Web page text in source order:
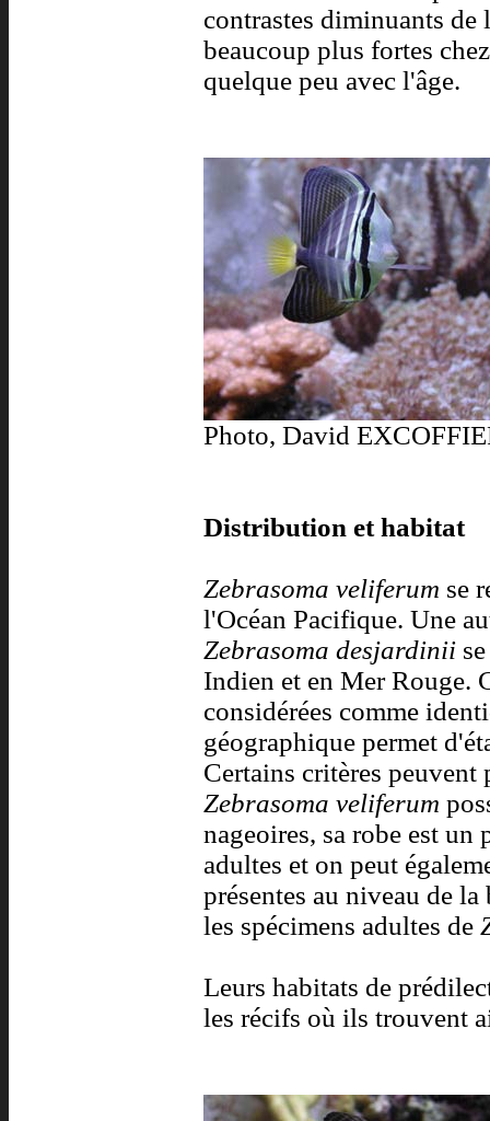
contrastes diminuants de
beaucoup plus fortes
quelque peu avec l'âge.
Photo, David
Distribution et habitat
Zebrasoma veliferum se
l'Océan Pacifique. Une
Zebrasoma desjardinii
Indien et en Mer Rouge.
considérées comme
géographique permet
Certains critères
Zebrasoma veliferum
nageoires, sa robe est un
adultes et on peut
présentes au niveau de
les spécimens adultes de
Leurs habitats de
les récifs où ils trouvent